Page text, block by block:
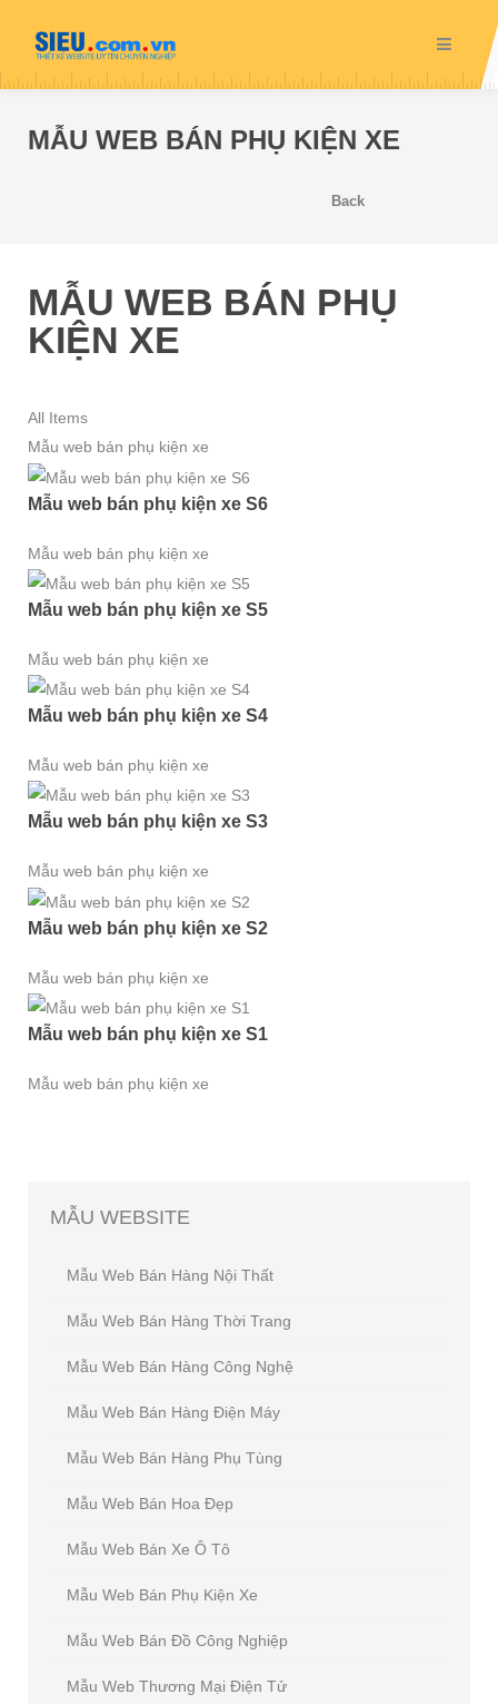
MẪU WEB BÁN PHỤ KIỆN XE
Back
MẪU WEB BÁN PHỤ
KIỆN XE
All Items
Mẫu web bán phụ kiện xe
Mẫu web bán phụ kiện xe S6
Mẫu web bán phụ kiện xe
Mẫu web bán phụ kiện xe S5
Mẫu web bán phụ kiện xe
Mẫu web bán phụ kiện xe S4
Mẫu web bán phụ kiện xe
Mẫu web bán phụ kiện xe S3
Mẫu web bán phụ kiện xe
Mẫu web bán phụ kiện xe S2
Mẫu web bán phụ kiện xe
Mẫu web bán phụ kiện xe S1
Mẫu web bán phụ kiện xe
MẪU WEBSITE
Mẫu Web Bán Hàng Nội Thất
Mẫu Web Bán Hàng Thời Trang
Mẫu Web Bán Hàng Công Nghệ
Mẫu Web Bán Hàng Điện Máy
Mẫu Web Bán Hàng Phụ Tùng
Mẫu Web Bán Hoa Đẹp
Mẫu Web Bán Xe Ô Tô
Mẫu Web Bán Phụ Kiện Xe
Mẫu Web Bán Đồ Công Nghiệp
Mẫu Web Thương Mại Điện Tử